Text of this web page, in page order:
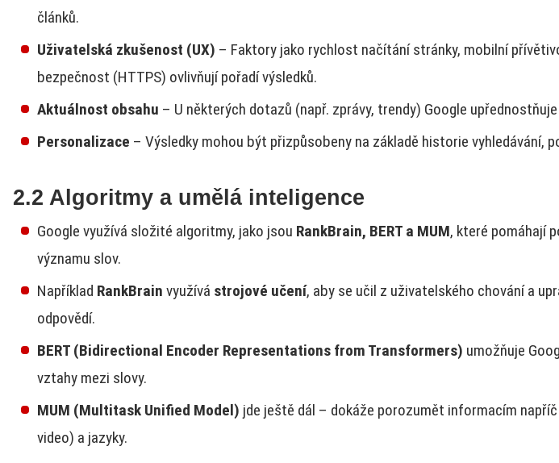
článků.
Uživatelská zkušenost (UX) – Faktory jako rychlost načítání stránky, mobilní
bezpečnost (HTTPS) ovlivňují pořadí výsledků.
Aktuálnost obsahu – U některých dotazů (např. zprávy, trendy) Google
Personalizace – Výsledky mohou být přizpůsobeny na základě historie vyhledávání,
2.2 Algoritmy a umělá inteligence
Google využívá složité algoritmy, jako jsou RankBrain, BERT a MUM, které pomáhají
významu slov.
Například RankBrain využívá strojové učení, aby se učil z uživatelského chování a
odpovědí.
BERT (Bidirectional Encoder Representations from Transformers) umožňuje
vztahy mezi slovy.
MUM (Multitask Unified Model) jde ještě dál – dokáže porozumět informacím
video) a jazyky.